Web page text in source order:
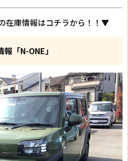
在庫情報はコチラから！！▼
報「N-ONE」